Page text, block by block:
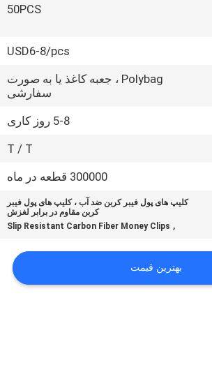
50PCS
USD6-8/pcs
Polybag ، جعبه کاغذ یا به صورت
سفارشی
5-8 روز کاری
T / T
300000 قطعه در ماه
کلیپ های پول فیبر کربن ضد آب ، کلیپ های پول فیبر
کربن مقاوم در برابر لغزش
,
Slip Resistant Carbon Fiber Money Clips
بهترین قیمت